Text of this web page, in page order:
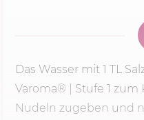
Das Wasser mit 1 TL
Varoma® | Stufe 1 zum
Nudeln zugeben und